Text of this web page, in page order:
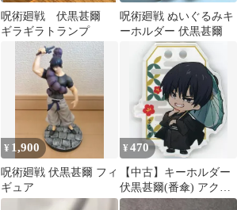
呪術廻戦 伏黒甚爾
ギラギラトランプ
呪術廻戦 ぬいぐるみキ
ーホルダー 伏黒甚爾
¥ 1,900
呪術廻戦 伏黒甚爾 フィ
ギュア
¥470
【中古】キーホルダー
伏黒甚爾(番傘) アクリ
ルキーホルダー 「まる